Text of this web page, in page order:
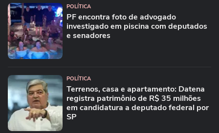
POLÍTICA
PF encontra foto de advogado
investigado em piscina com deputados
e senadores
POLÍTICA
Terrenos, casa e apartamento: Datena
registra patrimônio de R$ 35 milhões
em candidatura a deputado federal por
SP